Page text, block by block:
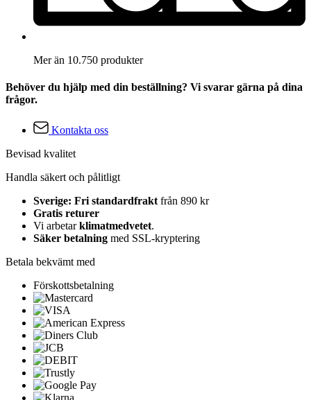
Mer än 10.750 produkter
Behöver du hjälp med din beställning? Vi svarar gärna på dina
frågor.
Kontakta oss
Bevisad kvalitet
Handla säkert och pålitligt
Sverige: Fri standardfrakt från 890 kr
Gratis returer
Vi arbetarklimatmedvetet.
Säker betalning med SSL-kryptering
Betala bekvämt med
Förskottsbetalning